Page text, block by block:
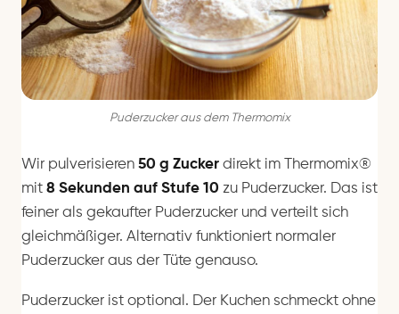
Puderzucker aus dem Thermomix
Wir pulverisieren 50 g Zucker direkt im Thermomix®
mit 8 Sekunden auf Stufe 10 zu Puderzucker. Das ist
feiner als gekaufter Puderzucker und verteilt sich
gleichmäßiger. Alternativ funktioniert normaler
Puderzucker aus der Tüte genauso.
Puderzucker ist optional. Der Kuchen schmeckt ohne